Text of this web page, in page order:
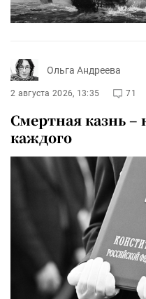
Ольга Андреева
2 августа 2026, 13:35 71
Смертная казнь –
каждого